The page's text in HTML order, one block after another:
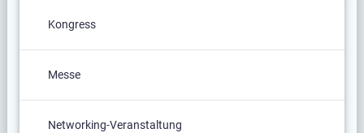
Kongress
Messe
Networking-Veranstaltung